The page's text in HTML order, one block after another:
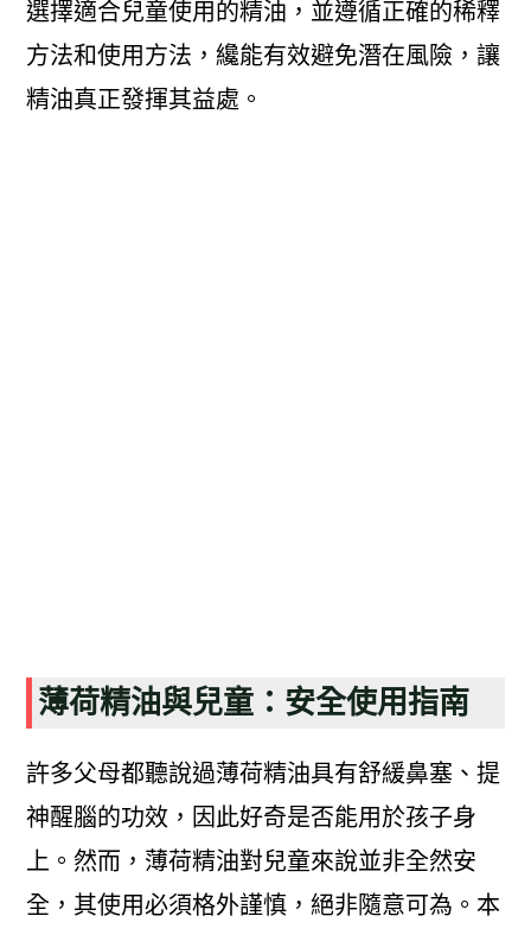
選擇適合兒童使用的精油，並遵循正確的稀釋
方法和使用方法，纔能有效避免潛在風險，讓
精油真正發揮其益處。
薄荷精油與兒童：安全使用指南
許多父母都聽說過薄荷精油具有舒緩鼻塞、提
神醒腦的功效，因此好奇是否能用於孩子身
上。然而，薄荷精油對兒童來說並非全然安
全，其使用必須格外謹慎，絕非隨意可為。本